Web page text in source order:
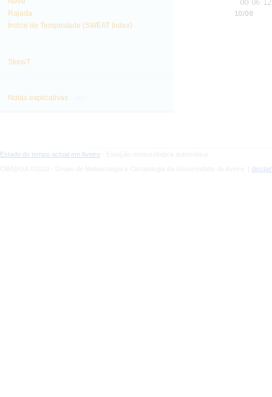
Rajada
Índice de Tempestade (SWEAT Index)
SkewT
Notas explicativas
Estado do tempo actual em Aveiro - Estação meteorológica automática
CliM@UA ©2010 - Grupo de Meteorologia e Climatologia da Universidade de Aveiro |